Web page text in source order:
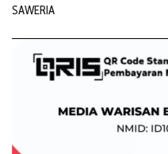
SAWERIA